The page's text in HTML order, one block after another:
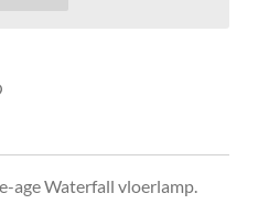
age Waterfall vloerlamp.